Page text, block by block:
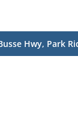
Hwy, Park